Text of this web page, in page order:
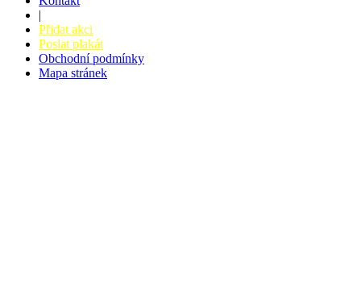
|
Přidat akci
Poslat plakát
Obchodní podmínky
Mapa stránek